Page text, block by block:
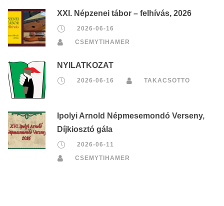
XXI. Népzenei tábor – felhívás, 2026
2026-06-16
CSEMYTIHAMER
NYILATKOZAT
2026-06-16 TAKACSOTTO
Ipolyi Arnold Népmesemondó Verseny,
Díjkiosztó gála
2026-06-11
CSEMYTIHAMER